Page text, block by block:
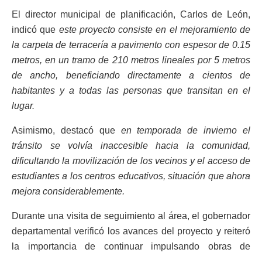
El director municipal de planificación, Carlos de León,
indicó que este proyecto consiste en el mejoramiento de
la carpeta de terracería a pavimento con espesor de 0.15
metros, en un tramo de 210 metros lineales por 5 metros
de ancho, beneficiando directamente a cientos de
habitantes y a todas las personas que transitan en el
lugar.
Asimismo, destacó que en temporada de invierno el
tránsito se volvía inaccesible hacia la comunidad,
dificultando la movilización de los vecinos y el acceso de
estudiantes a los centros educativos, situación que ahora
mejora considerablemente.
Durante una visita de seguimiento al área, el gobernador
departamental verificó los avances del proyecto y reiteró
la importancia de continuar impulsando obras de